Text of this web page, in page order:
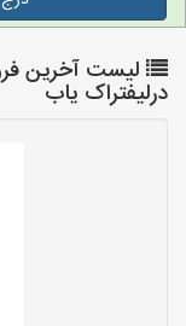
لیست آخرین
درلیفتراک یاب